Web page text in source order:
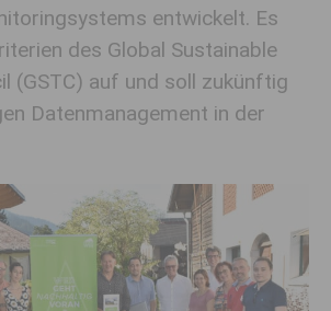
entwickelt. Es
des Global Sustainable
(GSTC) auf und soll zukünftig
Datenmanagement in der